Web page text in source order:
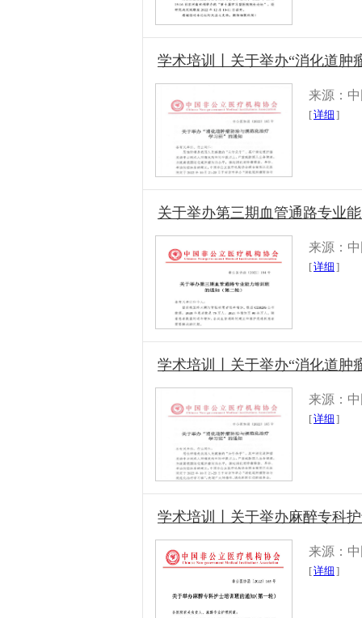
学术培训丨关于举办“消化道肿
来源：
[详细 ]
关于举办第三期血管通路专业
来源：
[详细 ]
学术培训丨关于举办“消化道肿
来源：
[详细 ]
学术培训丨关于举办麻醉专科
来源：
[详细 ]